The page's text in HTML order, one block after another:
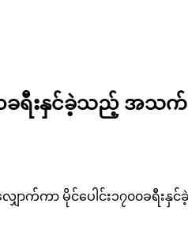
၀ခရီးနှင်ခဲ့သည့် အသ
ောက်ကာ မိုင်ပေါင်း၁၇၀၀ခရီ